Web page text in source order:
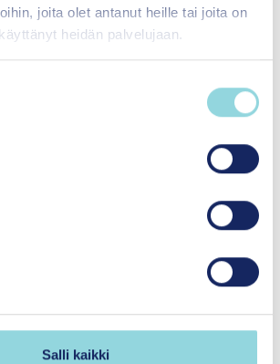
joita olet antanut heille tai joita on
heidän palvelujaan.
Salli kaikki